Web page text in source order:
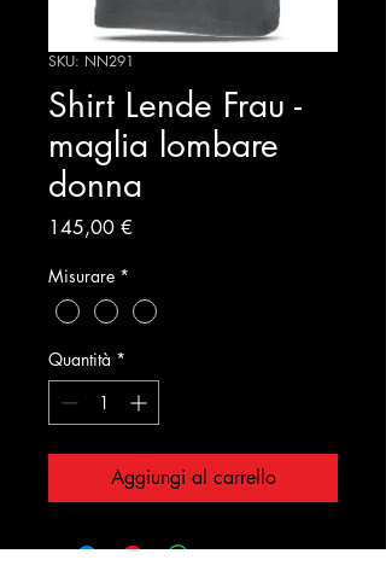
SKU: NN291
Shirt Lende Frau -
maglia lombare
donna
145,00 €
Misurare *
Quantità *
Aggiungi al carrello